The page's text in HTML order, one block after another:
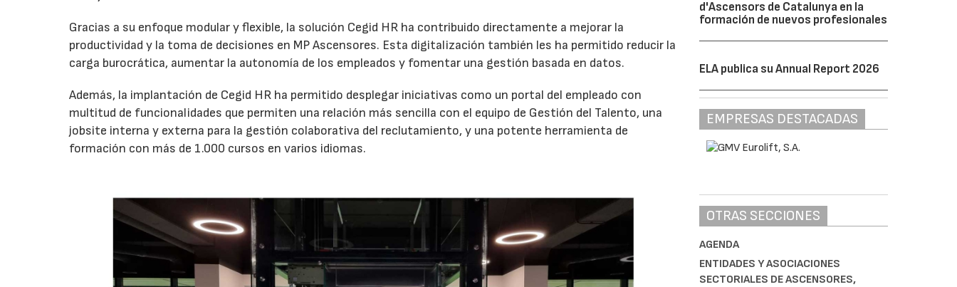
Gracias a su enfoque modular y flexible, la solución Cegid HR ha contribuido directamente a mejorar la
productividad y la toma de decisiones en MP Ascensores. Esta digitalización también les ha permitido reducir la
carga burocrática, aumentar la autonomía de los empleados y fomentar una gestión basada en datos.
Además, la implantación de Cegid HR ha permitido desplegar iniciativas como un portal del empleado con
multitud de funcionalidades que permiten una relación más sencilla con el equipo de Gestión del Talento, una
jobsite interna y externa para la gestión colaborativa del reclutamiento, y una potente herramienta de
formación con más de 1.000 cursos en varios idiomas.
d'Ascensors de Catalunya en la
formación de nuevos profesionales
ELA publica su Annual Report 2026
EMPRESAS DESTACADAS
OTRAS SECCIONES
AGENDA
ENTIDADES Y ASOCIACIONES
SECTORIALES DE ASCENSORES,